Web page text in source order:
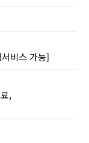
비스 가능]
,